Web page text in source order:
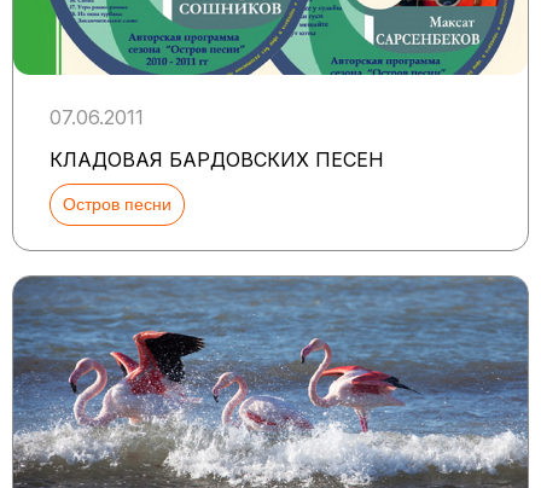
07.06.2011
КЛАДОВАЯ БАРДОВСКИХ ПЕСЕН
Остров песни